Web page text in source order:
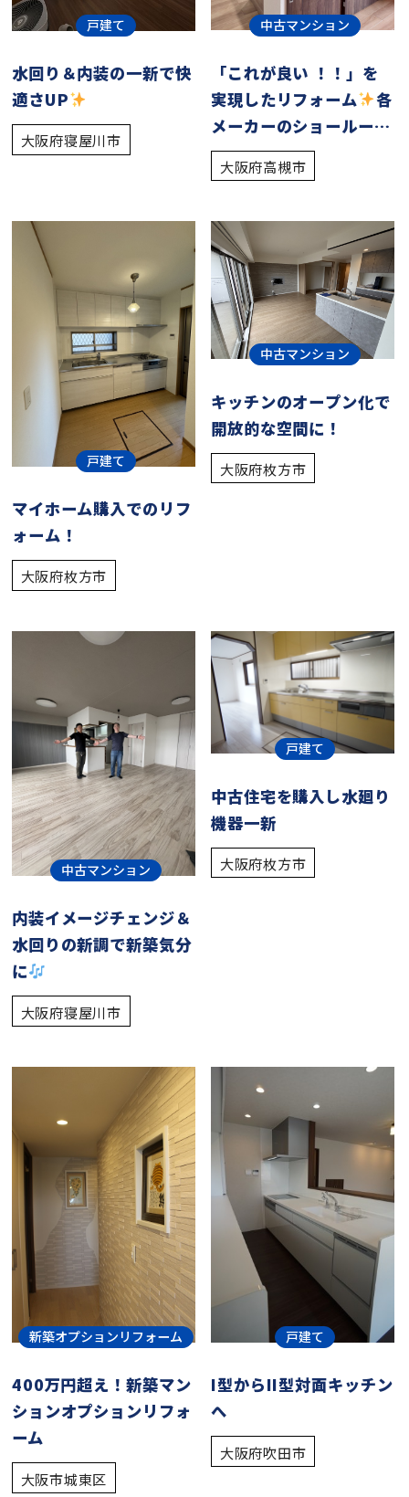
戸建て
水回り＆内装の一新で快
適さUP
大阪府寝屋川市
中古マンション
「これが良い ！！」を
実現したリフォーム
各
メーカーのショールーム
で実際の商品をご覧いた
だけます！
大阪府高槻市
戸建て
マイホーム購入でのリフ
ォーム！
大阪府枚方市
中古マンション
キッチンのオープン化で
開放的な空間に！
大阪府枚方市
中古マンション
内装イメージチェンジ＆
水回りの新調で新築気分
に
大阪府寝屋川市
戸建て
中古住宅を購入し水廻り
機器一新
大阪府枚方市
新築オプションリフォーム
400万円超え！新築マン
ションオプションリフォ
ーム
大阪市城東区
戸建て
I型からII型対面キッチン
へ
大阪府吹田市